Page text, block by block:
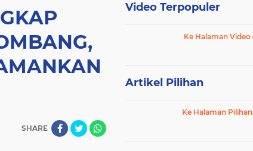
SHARE
Video Terpopuler
Ke Halaman Video
Artikel Pilihan
Ke Halaman Pilihan